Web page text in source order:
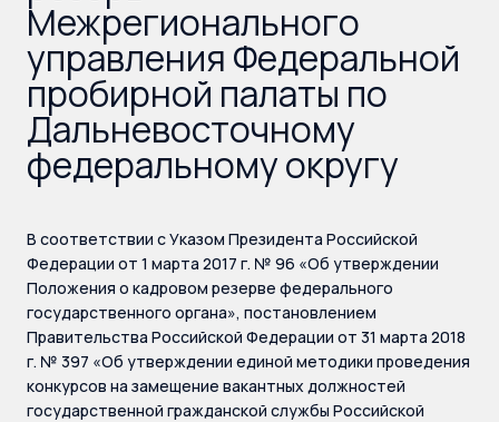
Межрегионального
управления Федеральной
пробирной палаты по
Дальневосточному
федеральному округу
В соответствии с Указом Президента Российской
Федерации от 1 марта 2017 г. № 96 «Об утверждении
Положения о кадровом резерве федерального
государственного органа», постановлением
Правительства Российской Федерации от 31 марта 2018
г. № 397 «Об утверждении единой методики проведения
конкурсов на замещение вакантных должностей
государственной гражданской службы Российской